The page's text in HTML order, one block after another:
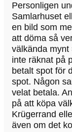
Personligen
Samlarhuset
en bild som
att döma så
välkända mynt
inte räknat på
betalt spot för
spot. Någon
velat betala.
på att köpa
Krügerrand
även om det